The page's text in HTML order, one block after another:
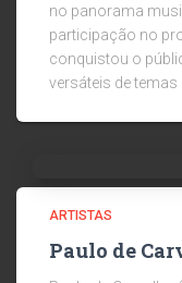
no panorama
participação no
conquistou o
versáteis de
ARTISTAS
Paulo de